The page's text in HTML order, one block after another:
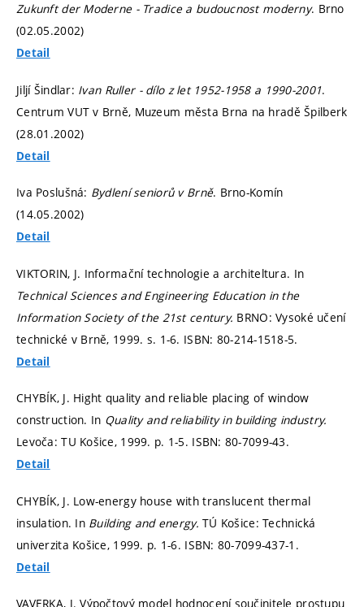
Zukunft der Moderne - Tradice a budoucnost moderny. Brno
(02.05.2002)
Detail
Jiljí Šindlar: Ivan Ruller - dílo z let 1952-1958 a 1990-2001.
Centrum VUT v Brně, Muzeum města Brna na hradě Špilberk
(28.01.2002)
Detail
Iva Poslušná: Bydlení seniorů v Brně. Brno-Komín
(14.05.2002)
Detail
VIKTORIN, J. Informační technologie a architeltura. In
Technical Sciences and Engineering Education in the
Information Society of the 21st century. BRNO: Vysoké učení
technické v Brně, 1999. s. 1-6. ISBN: 80-214-1518-5.
Detail
CHYBÍK, J. Hight quality and reliable placing of window
construction. In Quality and reliability in building industry.
Levoča: TU Košice, 1999. p. 1-5. ISBN: 80-7099-43.
Detail
CHYBÍK, J. Low-energy house with translucent thermal
insulation. In Building and energy.TÚ Košice: Technická
univerzita Košice, 1999. p. 1-6. ISBN: 80-7099-437-1.
Detail
VAVERKA, J. Výpočtový model hodnocení součinitele prostupu